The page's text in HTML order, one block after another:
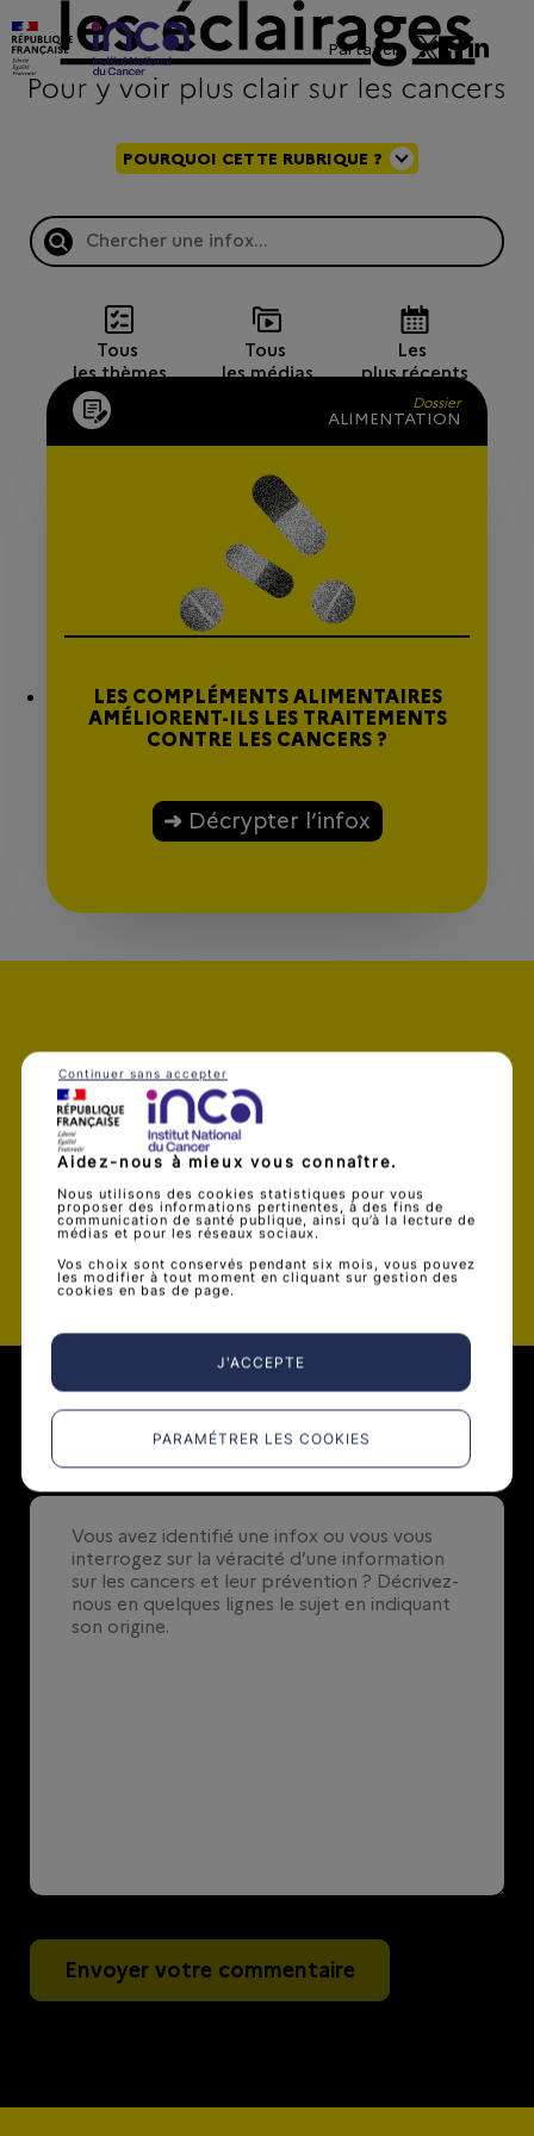
Partager
POURQUOI CETTE RUBRIQUE ?
Tous
les thèmes
Tous
les médias
Les
plus récents
Dossier
ALIMENTATION
LES COMPLÉMENTS ALIMENTAIRES
AMÉLIORENT-ILS LES TRAITEMENTS
CONTRE LES CANCERS ?
Décrypter l’infox
Je souhaite être alerté par mail dès
qu’une nouvelle infox est publiée
Valider
Soumettre une infox
0 / 500
Envoyer votre commentaire
Aidez-nous à mieux vous connaître.
Nous utilisons des cookies statistiques pour vous
proposer des informations pertinentes, à des fins de
communication de santé publique, ainsi qu’à la lecture de
médias et pour les réseaux sociaux.
Vos choix sont conservés pendant six mois, vous pouvez
les modifier à tout moment en cliquant sur gestion des
cookies en bas de page.
J'ACCEPTE
PARAMÉTRER LES COOKIES
Continuer sans accepter